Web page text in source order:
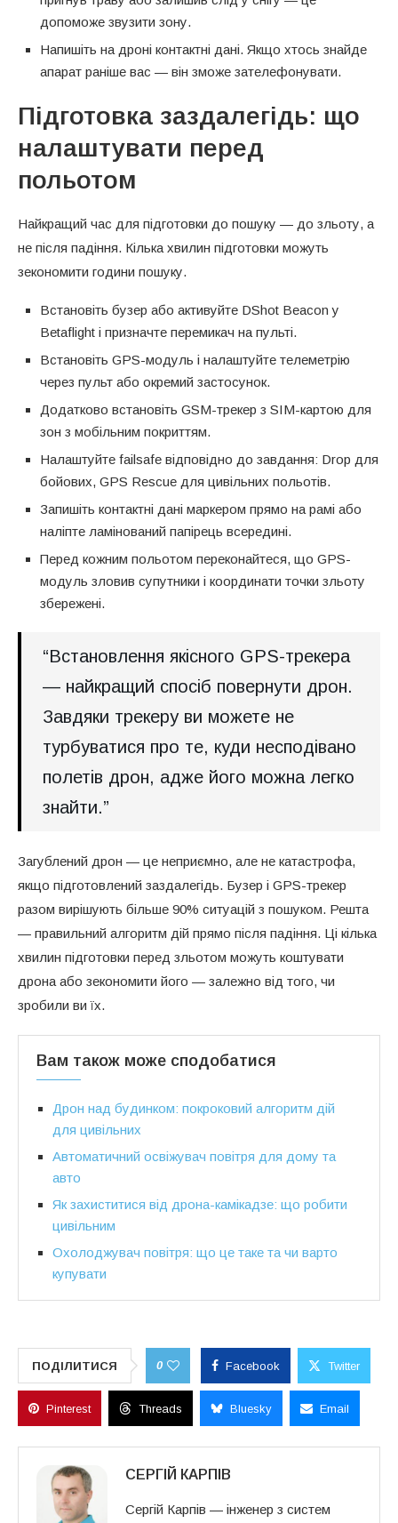
допоможе звузити зону.
Напишіть на дроні контактні дані. Якщо хтось знайде
апарат раніше вас — він зможе зателефонувати.
Підготовка заздалегідь: що
налаштувати перед
польотом
Найкращий час для підготовки до пошуку — до зльоту, а
не після падіння. Кілька хвилин підготовки можуть
зекономити години пошуку.
Встановіть бузер або активуйте DShot Beacon у
Betaflight і призначте перемикач на пульті.
Встановіть GPS-модуль і налаштуйте телеметрію
через пульт або окремий застосунок.
Додатково встановіть GSM-трекер з SIM-картою для
зон з мобільним покриттям.
Налаштуйте failsafe відповідно до завдання: Drop для
бойових, GPS Rescue для цивільних польотів.
Запишіть контактні дані маркером прямо на рамі або
наліпте ламінований папірець всередині.
Перед кожним польотом переконайтеся, що GPS-
модуль зловив супутники і координати точки зльоту
збережені.
“Встановлення якісного GPS-трекера
— найкращий спосіб повернути дрон.
Завдяки трекеру ви можете не
турбуватися про те, куди несподівано
полетів дрон, адже його можна легко
знайти.”
Загублений дрон — це неприємно, але не катастрофа,
якщо підготовлений заздалегідь. Бузер і GPS-трекер
разом вирішують більше 90% ситуацій з пошуком. Решта
— правильний алгоритм дій прямо після падіння. Ці кілька
хвилин підготовки перед зльотом можуть коштувати
дрона або зекономити його — залежно від того, чи
зробили ви їх.
Вам також може сподобатися
Дрон над будинком: покроковий алгоритм дій
для цивільних
Автоматичний освіжувач повітря для дому та
авто
Як захиститися від дрона-камікадзе: що робити
цивільним
Охолоджувач повітря: що це таке та чи варто
купувати
ПОДІЛИТИСЯ 0 Facebook Twitter
Pinterest Threads Bluesky Email
СЕРГІЙ КАРПІВ
Сергій Карпів — інженер з систем